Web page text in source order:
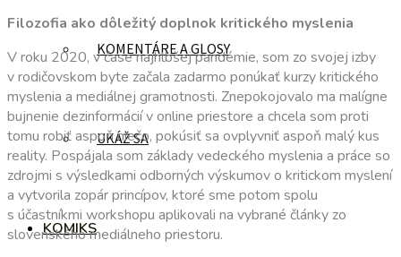
KOMENTÁRE A GLOSY
UKÁŽ SA
KOMIKS
Filozofia ako dôležitý doplnok kritického myslenia
V roku 2020, v čase najhlbšej pandémie, som zo svojej izby
v rodičovskom byte začala zadarmo ponúkať kurzy kritického
myslenia a mediálnej gramotnosti. Znepokojovalo ma malígne
bujnenie dezinformácií v online priestore a chcela som proti
tomu robiť aspoň niečo, pokúsiť sa ovplyvniť aspoň malý kus
reality. Pospájala som základy vedeckého myslenia a práce so
zdrojmi s výsledkami odborných výskumov o kritickom myslení
a vytvorila zopár princípov, ktoré sme potom spolu
s účastníkmi workshopu aplikovali na vybrané články zo
slovenského mediálneho priestoru.